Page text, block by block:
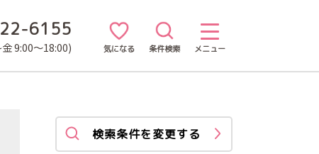
6155
9:00～18:00) 気になる 条件検索 メニュー
検索条件を変更する